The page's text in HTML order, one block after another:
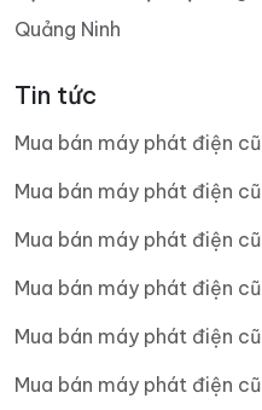
Quảng Ninh
Tin tức
Mua bán máy phát điện
Mua bán máy phát điện
Mua bán máy phát điện
Mua bán máy phát điện
Mua bán máy phát điện
Mua bán máy phát điện